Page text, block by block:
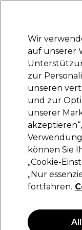
Marken Deals
Marken
Filters
Wir
auf unserer
zur
unseren
und zur
unserer
können Sie
„Cookie-
„Nur
fortfahren.